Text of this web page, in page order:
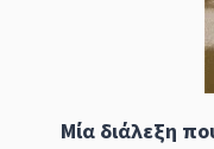
Μία διάλεξη